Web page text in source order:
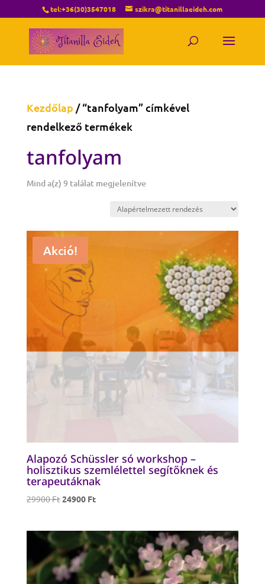
tel:+36(30)3547018 szikra@titanillaeideh.com
Kezdőlap / “tanfolyam” címkével
rendelkező termékek
tanfolyam
Mind a(z) 9 találat megjelenítve
Akció!
Alapozó Schüssler só workshop –
holisztikus szemlélettel segítőknek és
terapeutáknak
29900FtOriginal
29900 Ft.
24900 FtCurrent
24900 Ft.